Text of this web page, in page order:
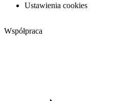
Ustawienia cookies
Współpraca